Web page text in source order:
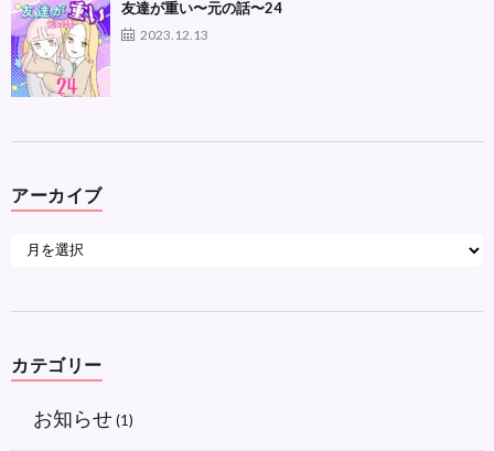
友達が重い〜元の話〜24
2023.12.13
アーカイブ
カテゴリー
お知らせ(1)